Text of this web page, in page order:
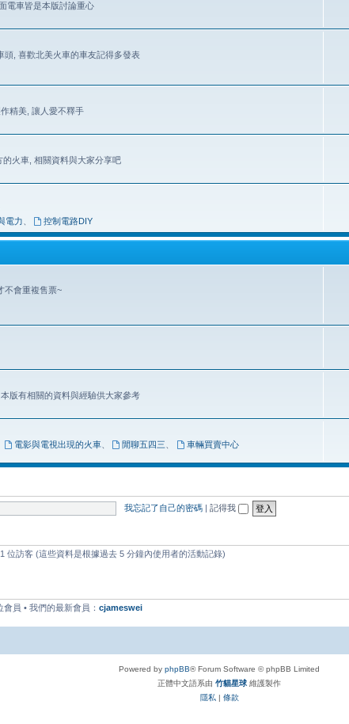
電車皆是本版討論重心
, 喜歡北美火車的車友記得多發表
精美, 讓人愛不釋手
火車, 相關資料與大家分享吧
電力 控制電路DIY
不會重複售票~
版有相關的資料與經驗供大家參考
電影與電視出現的火車、 閒聊五四三 車輛買賣中心
我忘記了自己的密碼 | 記得我
位訪客 (這些資料是根據過去 5 分鐘內使用者的活動記錄)
會員 • 我們的最新會員： cjameswei
Powered by phpBB® Forum Software © phpBB Limited
正體中文語系由 竹貓星球 維護製作
隱私 | 條款